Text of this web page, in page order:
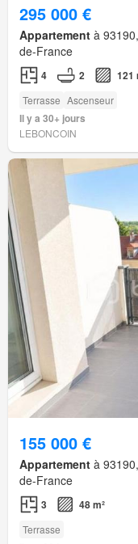
295 000 €
Appartement à
de-France
4 2 121
Terrasse Ascenseur
Il y a 30+ jours
LEBONCOIN
155 000 €
Appartement à
de-France
3 48 m²
Terrasse